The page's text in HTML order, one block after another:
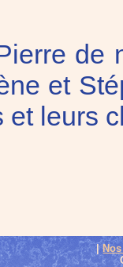
de
et
et leurs
|